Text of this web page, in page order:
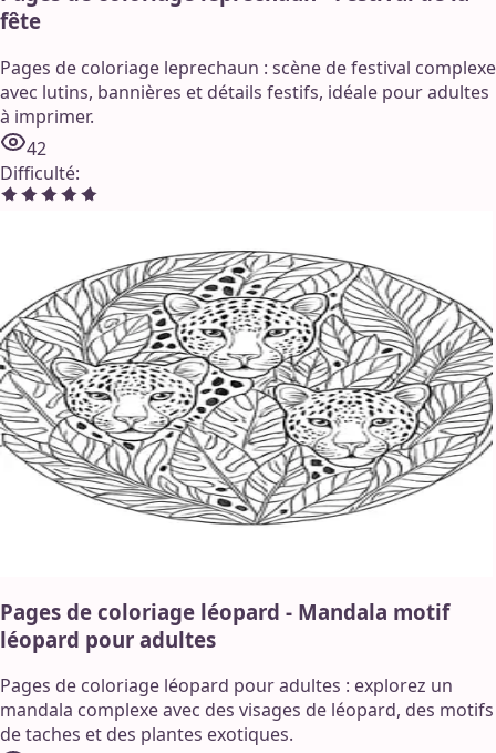
fête
Pages de coloriage leprechaun : scène de festival complexe
avec lutins, bannières et détails festifs, idéale pour adultes
à imprimer.
42
Difficulté:
Pages de coloriage léopard - Mandala motif
léopard pour adultes
Pages de coloriage léopard pour adultes : explorez un
mandala complexe avec des visages de léopard, des motifs
de taches et des plantes exotiques.